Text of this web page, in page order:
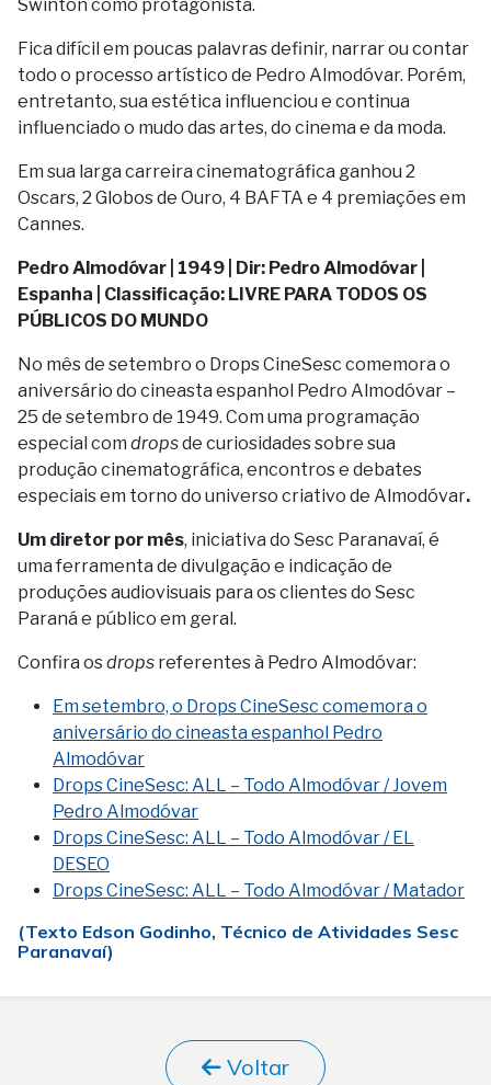
Swinton como protagonista.
Fica difícil em poucas palavras definir, narrar ou contar
todo o processo artístico de Pedro Almodóvar. Porém,
entretanto, sua estética influenciou e continua
influenciado o mudo das artes, do cinema e da moda.
Em sua larga carreira cinematográfica ganhou 2
Oscars, 2 Globos de Ouro, 4 BAFTA e 4 premiações em
Cannes.
Pedro Almodóvar | 1949 | Dir: Pedro Almodóvar |
Espanha | Classificação: LIVRE PARA TODOS OS
PÚBLICOS DO MUNDO
No mês de setembro o Drops CineSesc comemora o
aniversário do cineasta espanhol Pedro Almodóvar –
25 de setembro de 1949. Com uma programação
especial com dropsde curiosidades sobre sua
produção cinematográfica, encontros e debates
especiais em torno do universo criativo de Almodóvar.
Um diretor por mês, iniciativa do Sesc Paranavaí, é
uma ferramenta de divulgação e indicação de
produções audiovisuais para os clientes do Sesc
Paraná e público em geral.
Confira osdrops referentes à Pedro Almodóvar:
Em setembro, o Drops CineSesc comemora o
aniversário do cineasta espanhol Pedro
Almodóvar
Drops CineSesc: ALL – Todo Almodóvar / Jovem
Pedro Almodóvar
Drops CineSesc: ALL – Todo Almodóvar / EL
DESEO
Drops CineSesc: ALL – Todo Almodóvar / Matador
(Texto Edson Godinho, Técnico de Atividades Sesc
Paranavaí)
Voltar